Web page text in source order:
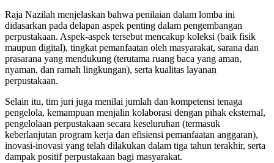
Raja Nazilah menjelaskan bahwa penilaian dalam lomba ini
didasarkan pada delapan aspek penting dalam pengembangan
perpustakaan. Aspek-aspek tersebut mencakup koleksi (baik fisik
maupun digital), tingkat pemanfaatan oleh masyarakat, sarana dan
prasarana yang mendukung (terutama ruang baca yang aman,
nyaman, dan ramah lingkungan), serta kualitas layanan
perpustakaan.
Selain itu, tim juri juga menilai jumlah dan kompetensi tenaga
pengelola, kemampuan menjalin kolaborasi dengan pihak eksternal,
pengelolaan perpustakaan secara keseluruhan (termasuk
keberlanjutan program kerja dan efisiensi pemanfaatan anggaran),
inovasi-inovasi yang telah dilakukan dalam tiga tahun terakhir, serta
dampak positif perpustakaan bagi masyarakat.